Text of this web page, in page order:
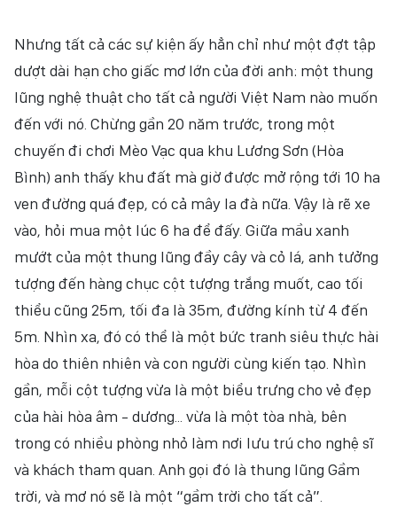
Nhưng tất cả các sự kiện ấy hẳn chỉ như một đợt tập
dượt dài hạn cho giấc mơ lớn của đời anh: một thung
lũng nghệ thuật cho tất cả người Việt Nam nào muốn
đến với nó. Chừng gần 20 năm trước, trong một
chuyến đi chơi Mèo Vạc qua khu Lương Sơn (Hòa
Bình) anh thấy khu đất mà giờ được mở rộng tới 10 ha
ven đường quá đẹp, có cả mây la đà nữa. Vậy là rẽ xe
vào, hỏi mua một lúc 6 ha để đấy. Giữa mầu xanh
mướt của một thung lũng đầy cây và cỏ lá, anh tưởng
tượng đến hàng chục cột tượng trắng muốt, cao tối
thiểu cũng 25m, tối đa là 35m, đường kính từ 4 đến
5m. Nhìn xa, đó có thể là một bức tranh siêu thực hài
hòa do thiên nhiên và con người cùng kiến tạo. Nhìn
gần, mỗi cột tượng vừa là một biểu trưng cho vẻ đẹp
của hài hòa âm - dương... vừa là một tòa nhà, bên
trong có nhiều phòng nhỏ làm nơi lưu trú cho nghệ sĩ
và khách tham quan. Anh gọi đó là thung lũng Gầm
trời, và mơ nó sẽ là một “gầm trời cho tất cả”.